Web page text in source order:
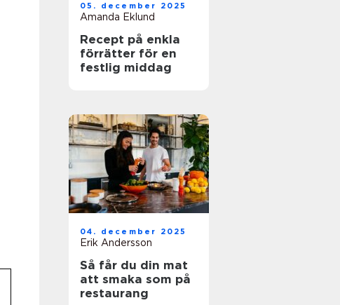
05. december 2025
Amanda Eklund
Recept på enkla
förrätter för en
festlig middag
04. december 2025
Erik Andersson
Så får du din mat
att smaka som på
restaurang